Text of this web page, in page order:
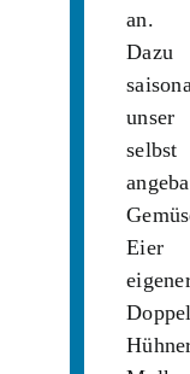
an.
Dazu
unser
selbst
Eier